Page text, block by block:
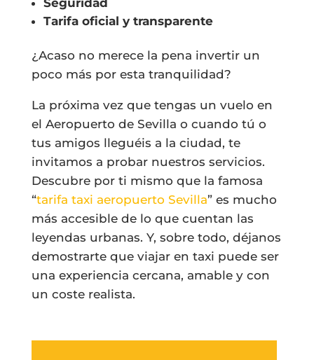
Seguridad
Tarifa oficial y transparente
¿Acaso no merece la pena invertir un
poco más por esta tranquilidad?
La próxima vez que tengas un vuelo en
el Aeropuerto de Sevilla o cuando tú o
tus amigos lleguéis a la ciudad, te
invitamos a probar nuestros servicios.
Descubre por ti mismo que la famosa
“tarifa taxi aeropuerto Sevilla” es mucho
más accesible de lo que cuentan las
leyendas urbanas. Y, sobre todo, déjanos
demostrarte que viajar en taxi puede ser
una experiencia cercana, amable y con
un coste realista.